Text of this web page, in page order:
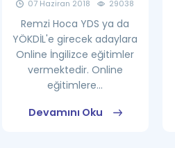
07 Haziran 2018 29038
Remzi Hoca YDS ya da
YÖKDİL'e girecek adaylara
Online İngilizce eğitimler
vermektedir. Online
eğitimlere...
Devamını Oku